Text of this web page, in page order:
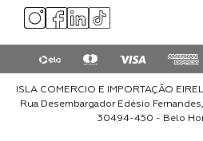
ISLA COMERCIO E IMPORTAÇÃO
Rua Desembargador Edésio
30494-450 - Belo